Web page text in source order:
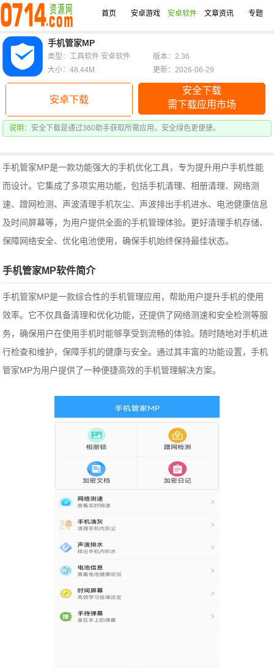
首页 安卓游戏 安卓软件 文章资讯 专题
手机管家MP
安卓下载
安全下载
需下载应用市场
说明： 安全下载是通过360助手获取所需应用，安全绿色更便捷。
类型：工具软件 安卓软件
版本：2.36
大小：48.44M
更新：2026-06-29
手机管家MP是一款功能强大的手机优化工具，专为提升用户手机性能
而设计。它集成了多项实用功能，包括手机清理、相册清理、网络测
速、蹭网检测、声波清理手机灰尘、声波排出手机进水、电池健康信息
及时间屏幕等，为用户提供全面的手机管理体验。更好清理手机存储、
保障网络安全、优化电池使用，确保手机始终保持最佳状态。
手机管家MP软件简介
手机管家MP是一款综合性的手机管理应用，帮助用户提升手机的使用
效率。它不仅具备清理和优化功能，还提供了网络测速和安全检测等服
务，确保用户在使用手机时能够享受到流畅的体验。随时随地对手机进
行检查和维护，保障手机的健康与安全。通过其丰富的功能设置，手机
管家MP为用户提供了一种便捷高效的手机管理解决方案。